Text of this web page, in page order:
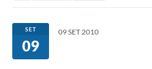
Notícias
SET
09
09 SET 2010